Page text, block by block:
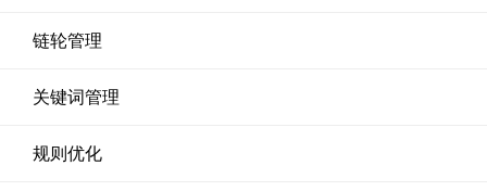
链轮管理
关键词管理
规则优化